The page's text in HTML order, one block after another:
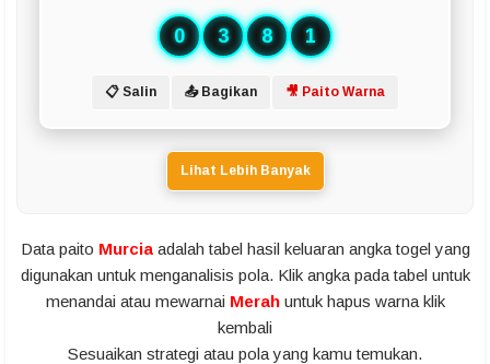
0 3 8 1
📋 Salin 📤 Bagikan 🎥 Paito Warna
Lihat Lebih Banyak
Data paito Murciaadalah tabel hasil keluaran angka togel yang
digunakan untuk menganalisis pola. Klik angka pada tabel untuk
menandai atau mewarnai Merahuntuk hapus warna klik
kembali
Sesuaikan strategi atau pola yang kamu temukan.